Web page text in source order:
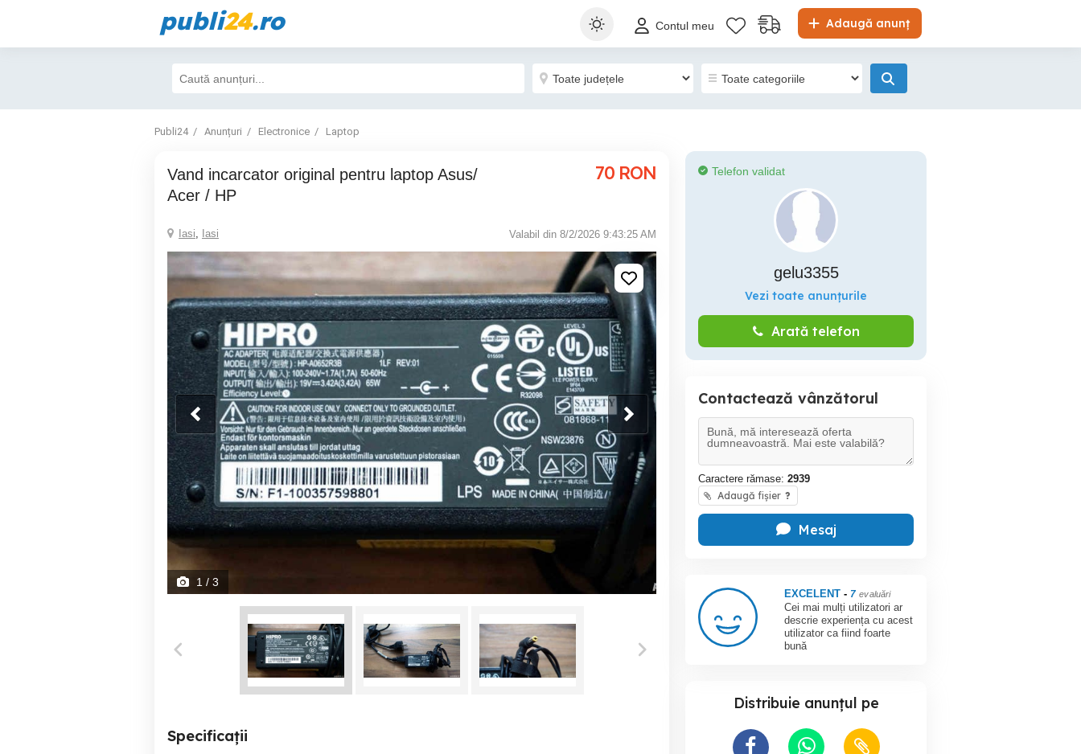
publi24.ro Adaugă anunț
Contul meu
Publi24 Anunțuri Electronice Laptop
Vand incarcator original pentru laptop Asus/
Acer / HP
70 RON
Iasi, Iasi Valabil din 8/2/2026 9:43:25 AM
1 / 3
Specificații
Telefon validat
gelu3355
Vezi toate anunțurile
Arată telefon
Contactează vânzătorul
Caractere rămase: 2939
Adaugă fișier ?
Mesaj
EXCELENT- 7 evaluări
Cei mai mulți utilizatori ar
descrie experiența cu acest
utilizator ca fiind foarte
bună
Distribuie anunțul pe